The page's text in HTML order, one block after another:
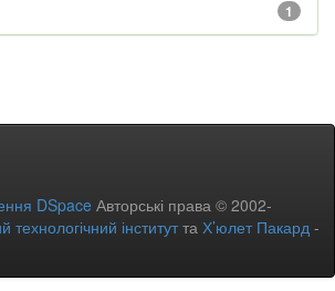
1
DSpace Авторські права © 2002-
технологічний інститутта Х’юлет Пакард -